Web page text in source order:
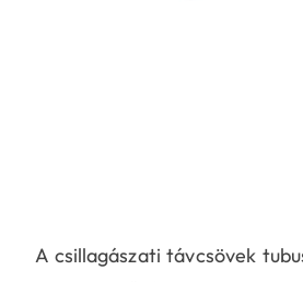
A csillagászati távcsövek